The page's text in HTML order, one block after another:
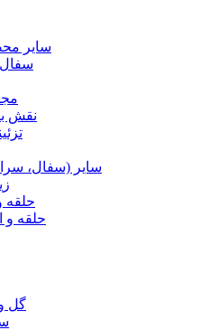
سایر
نقش
سایر (سفال،
حلقه
حلقه و
گل